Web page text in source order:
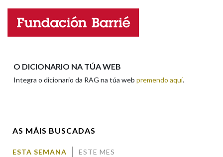
OUTRAS OPCIÓNS DE BUSCA
Marcas gramaticais
Pertence a
Nome
O DICIONARIO NA TÚA WEB
Integra o dicionario da RAG na túa web premendo aquí.
AS MÁIS BUSCADAS
ESTA SEMANA ESTE MES